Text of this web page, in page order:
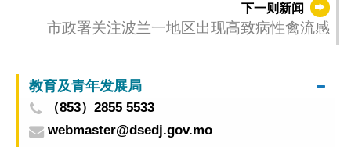
下一则新闻
市政署关注波兰一地区出现高致病性禽流感
教育及青年发展局
（853）2855 5533
webmaster@dsedj.gov.mo